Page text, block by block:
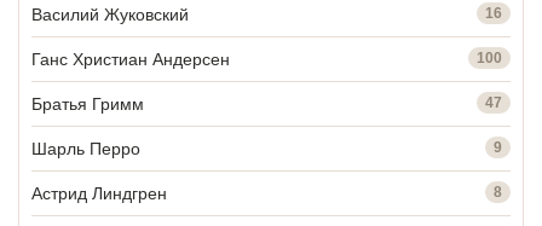
Василий Жуковский 16
Ганс Христиан Андерсен 100
Братья Гримм 47
Шарль Перро 9
Астрид Линдгрен 8